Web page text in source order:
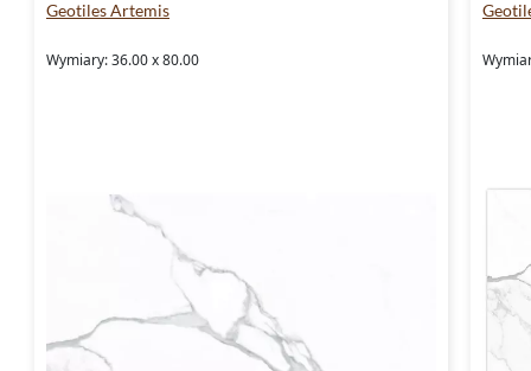
Geotiles Artemis
Wymiary: 36.00 x 80.00